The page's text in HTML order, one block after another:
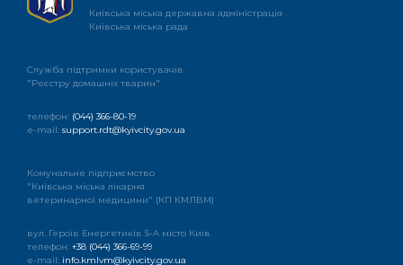
Київська міська державна адміністрація
Київська міська рада
Служба підтримки користувачів
"Реєстру домашніх тварин"
телефон: (044) 366-80-19
e-mail: support.rdt@kyivcity.gov.ua
Комунальне підприємство
"Київська міська лікарня
ветеринарноі медицини" (КП КМЛВМ)
вул. Героїв Енергетиків 5-А місто Київ
телефон: +38 (044) 366-69-99
e-mail: info.kmlvm@kyivcity.gov.ua